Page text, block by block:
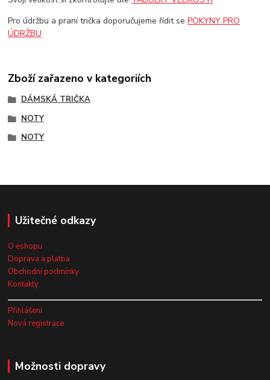
Pro údržbu a praní trička doporučujeme řídit sePOKYNY PRO
ÚDRŽBU
Zboží zařazeno v kategoriích
DÁMSKÁ TRIČKA
NOTY
NOTY
Užitečné odkazy
O eshopu
Doprava a platba
Obchodní podmínky
Kontakty
Přihlášení
Nová registrace
Možnosti dopravy